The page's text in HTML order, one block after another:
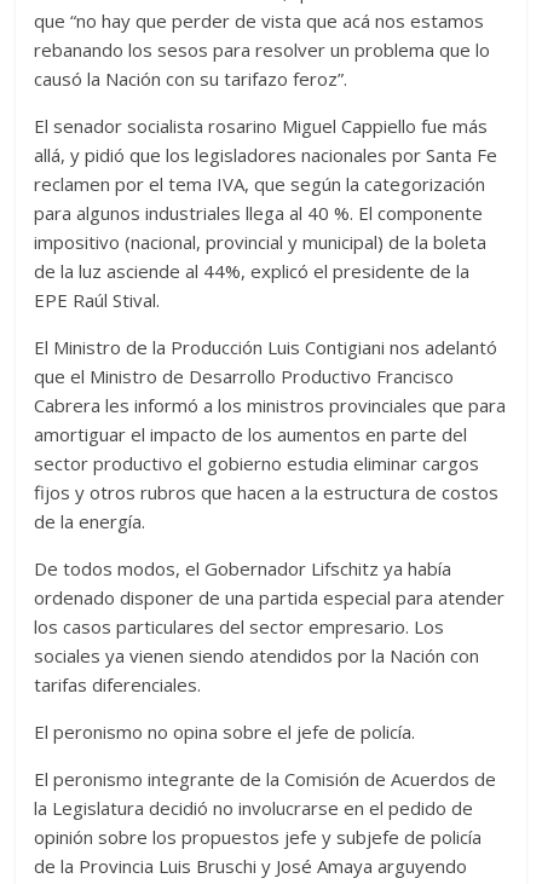
que “no hay que perder de vista que acá nos estamos
rebanando los sesos para resolver un problema que lo
causó la Nación con su tarifazo feroz”.
El senador socialista rosarino Miguel Cappiello fue más
allá, y pidió que los legisladores nacionales por Santa Fe
reclamen por el tema IVA, que según la categorización
para algunos industriales llega al 40 %. El componente
impositivo (nacional, provincial y municipal) de la boleta
de la luz asciende al 44%, explicó el presidente de la
EPE Raúl Stival.
El Ministro de la Producción Luis Contigiani nos adelantó
que el Ministro de Desarrollo Productivo Francisco
Cabrera les informó a los ministros provinciales que para
amortiguar el impacto de los aumentos en parte del
sector productivo el gobierno estudia eliminar cargos
fijos y otros rubros que hacen a la estructura de costos
de la energía.
De todos modos, el Gobernador Lifschitz ya había
ordenado disponer de una partida especial para atender
los casos particulares del sector empresario. Los
sociales ya vienen siendo atendidos por la Nación con
tarifas diferenciales.
El peronismo no opina sobre el jefe de policía.
El peronismo integrante de la Comisión de Acuerdos de
la Legislatura decidió no involucrarse en el pedido de
opinión sobre los propuestos jefe y subjefe de policía
de la Provincia Luis Bruschi y José Amaya arguyendo